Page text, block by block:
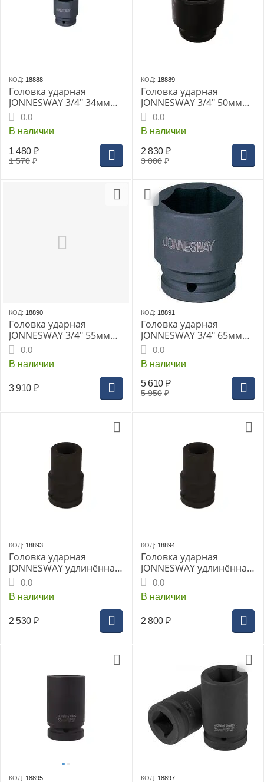
КОД: 18888
Головка ударная
JONNESWAY 3/4" 34мм
(S03A6134)
0.0
В наличии
1 570 ₽
1 480 ₽
КОД: 18889
Головка ударная
JONNESWAY 3/4" 50мм
(S03A6150)
0.0
В наличии
3 000 ₽
2 830 ₽
КОД: 18890
Головка ударная
JONNESWAY 3/4" 55мм
(S03A6155)
0.0
В наличии
3 910 ₽
КОД: 18891
Головка ударная
JONNESWAY 3/4" 65мм
(S03A6165)
0.0
В наличии
5 950 ₽
5 610 ₽
КОД: 18893
Головка ударная
JONNESWAY удлинённая
1" 27мм (S03AD8127)
0.0
В наличии
2 530 ₽
КОД: 18894
Головка ударная
JONNESWAY удлинённая
1" 30мм (S03AD8130)
0.0
В наличии
2 800 ₽
КОД: 18895 КОД: 18897